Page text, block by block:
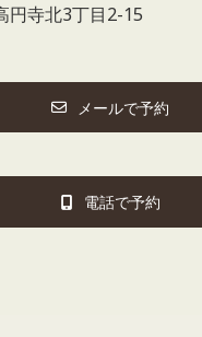
円寺北3丁目2-15
メールで予約
電話で予約